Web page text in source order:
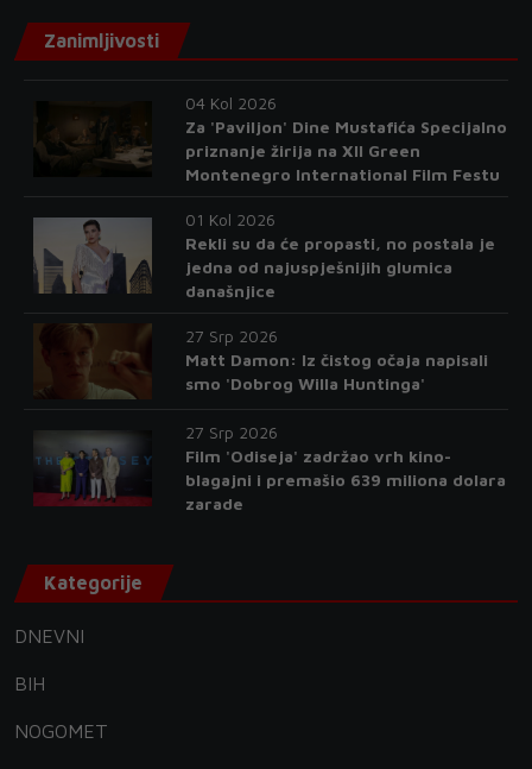
Zanimljivosti
04 Kol 2026
Za 'Paviljon' Dine Mustafića Specijalno
priznanje žirija na XII Green
Montenegro International Film Festu
01 Kol 2026
Rekli su da će propasti, no postala je
jedna od najuspješnijih glumica
današnjice
27 Srp 2026
Matt Damon: Iz čistog očaja napisali
smo 'Dobrog Willa Huntinga'
27 Srp 2026
Film 'Odiseja' zadržao vrh kino-
blagajni i premašio 639 miliona dolara
zarade
Kategorije
DNEVNI
BIH
NOGOMET